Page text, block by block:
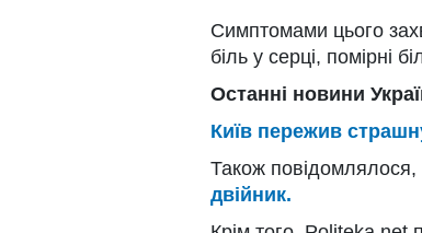
Симптомами цього
біль у серці, помірні
Останні новини
Київ пережив
Також
двійник.